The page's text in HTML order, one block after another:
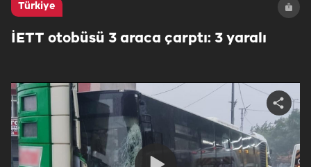
Türkiye
İETT otobüsü 3 araca çarptı: 3 yaralı
Share
video